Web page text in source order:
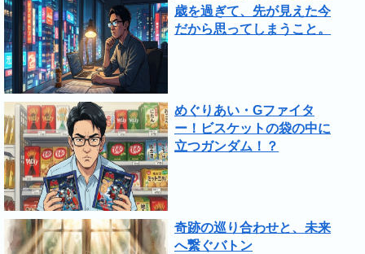
歳を過ぎて、先が見えた今
だから思ってしまうこと。
めぐりあい・Gファイタ
ー！ビスケットの袋の中に
立つガンダム！？
奇跡の巡り合わせと、未来
へ繋ぐバトン